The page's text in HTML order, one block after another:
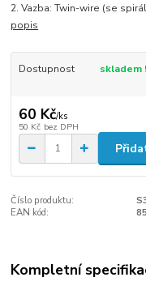
2. Vazba: Twin-wire (se
popis
Dostupnost skladem
60 Kč/ks
50 Kč bez DPH
Číslo produktu:
EAN kód:
Kompletní